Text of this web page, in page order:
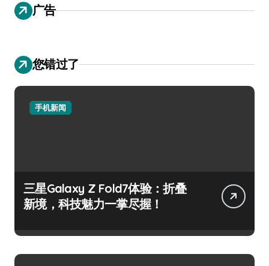
广告
您错过了
手机新闻
三星Galaxy Z Fold7体验：折叠
新境，科技魅力一掌尽握！